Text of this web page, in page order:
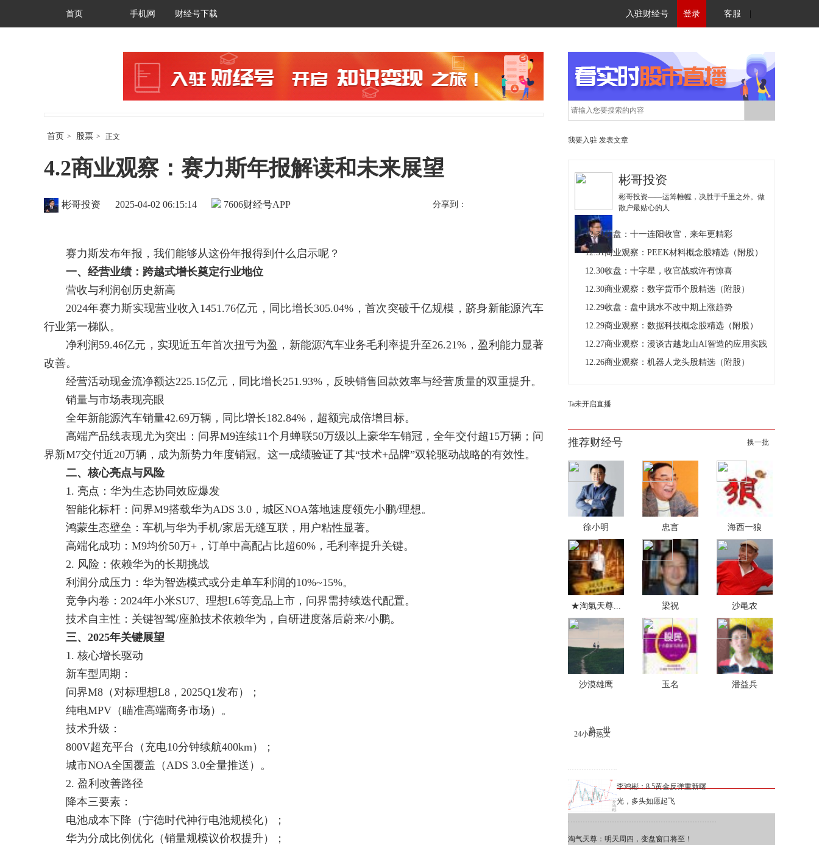
首页 手机网 财经号下载 入驻财经号 登录 客服
首页 > 股票 > 正文
4.2商业观察：赛力斯年报解读和未来展望
财经号APP
彬哥投资 2025-04-02 06:15:14 7606 分享到：
赛力斯发布年报，我们能够从这份年报得到什么启示呢？
一、经营业绩：跨越式增长奠定行业地位
营收与利润创历史新高
2024年赛力斯实现营业收入1451.76亿元，同比增长305.04%，首次突破千亿规模，跻身新能源汽车
行业第一梯队。
净利润59.46亿元，实现近五年首次扭亏为盈，新能源汽车业务毛利率提升至26.21%，盈利能力显著
改善。
经营活动现金流净额达225.15亿元，同比增长251.93%，反映销售回款效率与经营质量的双重提升。
销量与市场表现亮眼
全年新能源汽车销量42.69万辆，同比增长182.84%，超额完成倍增目标。
高端产品线表现尤为突出：问界M9连续11个月蝉联50万级以上豪华车销冠，全年交付超15万辆；问
界新M7交付近20万辆，成为新势力年度销冠。这一成绩验证了其“技术+品牌”双轮驱动战略的有效性。
二、核心亮点与风险
1. 亮点：华为生态协同效应爆发
智能化标杆：问界M9搭载华为ADS 3.0，城区NOA落地速度领先小鹏/理想。
鸿蒙生态壁垒：车机与华为手机/家居无缝互联，用户粘性显著。
高端化成功：M9均价50万+，订单中高配占比超60%，毛利率提升关键。
2. 风险：依赖华为的长期挑战
利润分成压力：华为智选模式或分走单车利润的10%~15%。
竞争内卷：2024年小米SU7、理想L6等竞品上市，问界需持续迭代配置。
技术自主性：关键智驾/座舱技术依赖华为，自研进度落后蔚来/小鹏。
三、2025年关键展望
1. 核心增长驱动
新车型周期：
问界M8（对标理想L8，2025Q1发布）；
纯电MPV（瞄准高端商务市场）。
技术升级：
800V超充平台（充电10分钟续航400km）；
城市NOA全国覆盖（ADS 3.0全量推送）。
2. 盈利改善路径
降本三要素：
电池成本下降（宁德时代神行电池规模化）；
华为分成比例优化（销量规模议价权提升）；
我要入驻 发表文章
彬哥投资
彬哥投资——运筹帷幄，决胜于千里之外。做
散户最贴心的人
12.31收盘：十一连阳收官，来年更精彩
12.31商业观察：PEEK材料概念股精选（附股）
12.30收盘：十字星，收官战或许有惊喜
12.30商业观察：数字货币个股精选（附股）
12.29收盘：盘中跳水不改中期上涨趋势
12.29商业观察：数据科技概念股精选（附股）
12.27商业观察：漫谈古越龙山AI智造的应用实践
12.26商业观察：机器人龙头股精选（附股）
Ta未开启直播
推荐财经号 换一批
徐小明 忠言 海西一狼
★淘氣天尊... 梁祝 沙黾农
沙漠雄鹰 玉名 潘益兵
24小时热文
换一批
李鸿彬：8.5黄金反弹重新曙
光，多头如愿起飞
淘气天尊：明天周四，变盘窗口将至！